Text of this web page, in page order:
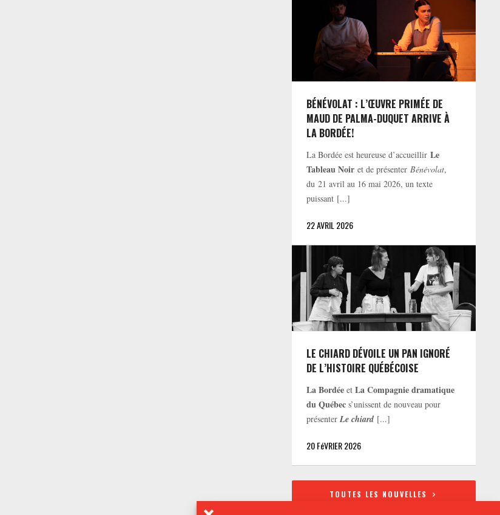
BÉNÉVOLAT : L’ŒUVRE PRIMÉE DE
MAUD DE PALMA-DUQUET ARRIVE À
LA BORDÉE!
La Bordée est heureuse d’accueillirLe
Tableau Noir et de présenterBénévolat,
du 21 avril au 16 mai 2026, un texte
puissant [...]
22 AVRIL 2026
LE CHIARD DÉVOILE UN PAN IGNORÉ
DE L’HISTOIRE QUÉBÉCOISE
La Bordée etLa Compagnie dramatique
du Québec s’unissent de nouveau pour
présenterLe chiard [...]
20 FéVRIER 2026
TOUTES LES NOUVELLES